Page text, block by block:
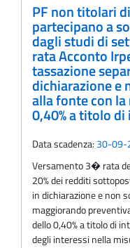
PF non titolari
partecipano a
dagli studi di
rata Acconto
tassazione
dichiarazione e
alla fonte con
0,40% a titolo
Data scadenza: 30-09-
Versamento 3� rata
20% dei redditi
in dichiarazione e non
maggiorando
dello 0,40% a titolo di
degli interessi nella